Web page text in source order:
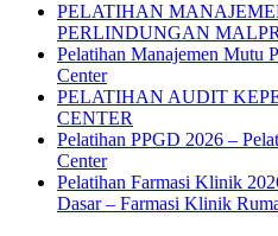
PELATIHAN
PERLINDUNGAN
Pelatihan Manajemen Mutu
Center
PELATIHAN AUDIT
CENTER
Pelatihan PPGD 2026 –
Center
Pelatihan Farmasi Klinik
Dasar – Farmasi Klinik